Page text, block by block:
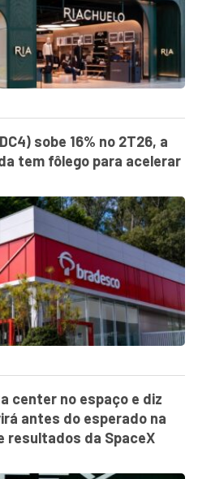
sobe 16% no 2T26, a
tem fôlego para acelerar
center no espaço e diz
antes do esperado na
resultados da SpaceX